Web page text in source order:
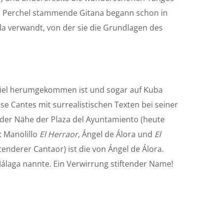
Perchel stammende Gitana begann schon in
verwandt, von der sie die Grundlagen des
herumgekommen ist und sogar auf Kuba
Cantes mit surrealistischen Texten bei seiner
Nähe der Plaza del Ayuntamiento (heute
Manolillo El Herraor, Ángel de Álora und El
Cantaor) ist die von Ángel de Álora.
nannte. Ein Verwirrung stiftender Name!